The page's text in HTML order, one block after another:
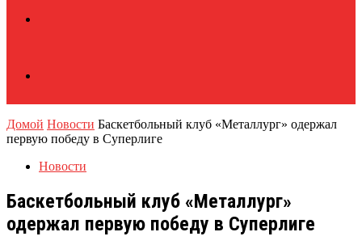
Домой Новости Баскетбольный клуб «Металлург» одержал
первую победу в Суперлиге
Новости
Баскетбольный клуб «Металлург»
одержал первую победу в Суперлиге